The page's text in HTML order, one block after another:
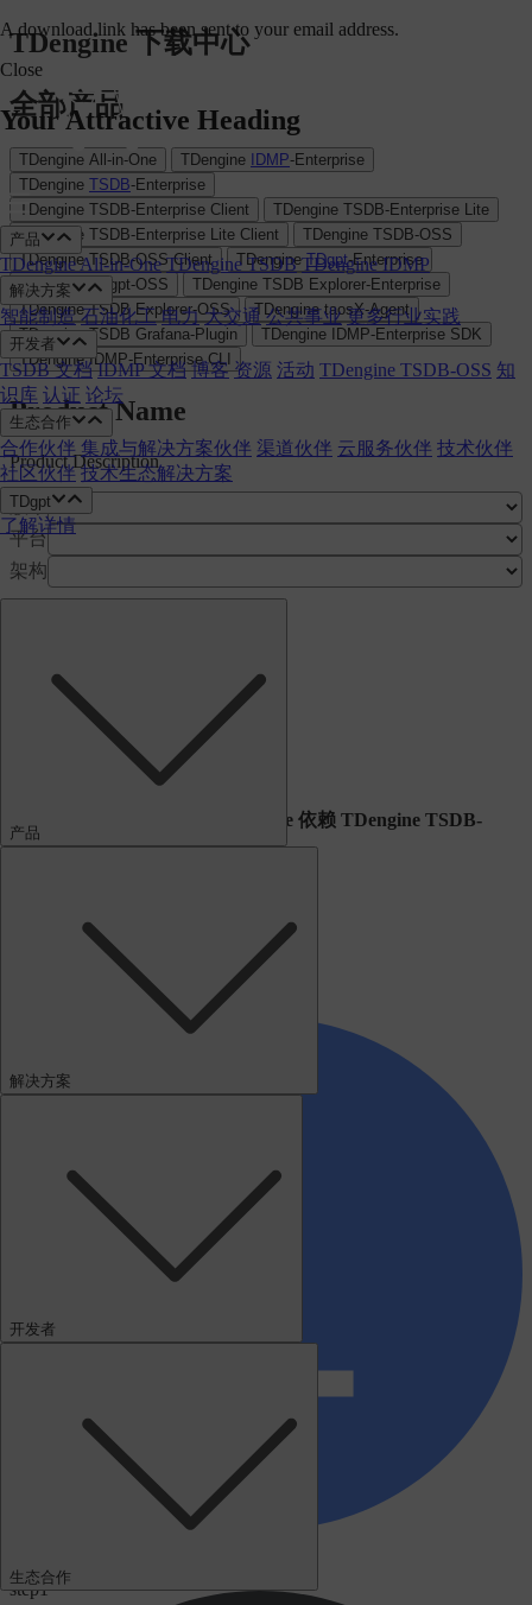
跳
至
容
产品
TDengine All-in-One TDengine TSDB TDengine IDMP
解决方案
智能制造 石油化工 电力 大交通 公共事业 更多行业实践
开发者
TSDB 文档 IDMP 文档 博客 资源 活动 TDengine TSDB-OSS 知
识库 认证 论坛
生态合作
合作伙伴 集成与解决方案伙伴 渠道伙伴 云服务伙伴 技术伙伴
社区伙伴 技术生态解决方案
TDgpt
了解详情
产品
解决方案
开发者
生态合作
TDengine 下载中心
全部产品
TDengine All-in-One TDengine IDMP-Enterprise
TDengine TSDB-Enterprise
TDengine TSDB-Enterprise Client
TDengine TSDB-Enterprise Lite
TDengine TSDB-Enterprise Lite Client
TDengine TSDB-OSS
TDengine TSDB-OSS Client
TDengineTDgpt-Enterprise
TDengine TDgpt-OSS
TDengine TSDB Explorer-Enterprise
TDengine TSDB Explorer-OSS
TDengine taosX-Agent
TDengine TSDB Grafana-Plugin
TDengine IDMP-Enterprise SDK
TDengine IDMP-Enterprise CLI
Product Name
Product Description
版本
平台
架构
说明：TDengine IDMP-Enterprise 依赖 TDengine TSDB-
Enterprise 3.3.7.0+
step1
A download link has been sent to your email address.
Close
Your Attractive Heading